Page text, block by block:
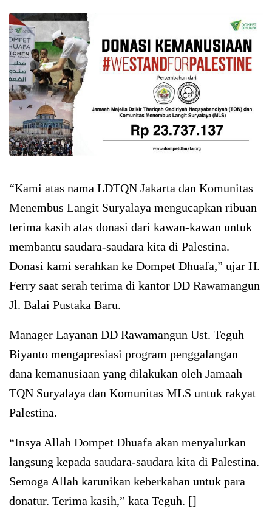
“Kami atas nama LDTQN Jakarta dan Komunitas
Menembus Langit Suryalaya mengucapkan ribuan
terima kasih atas donasi dari kawan-kawan untuk
membantu saudara-saudara kita di Palestina.
Donasi kami serahkan ke Dompet Dhuafa,” ujar H.
Ferry saat serah terima di kantor DD Rawamangun
Jl. Balai Pustaka Baru.
Manager Layanan DD Rawamangun Ust. Teguh
Biyanto mengapresiasi program penggalangan
dana kemanusiaan yang dilakukan oleh Jamaah
TQN Suryalaya dan Komunitas MLS untuk rakyat
Palestina.
“Insya Allah Dompet Dhuafa akan menyalurkan
langsung kepada saudara-saudara kita di Palestina.
Semoga Allah karunikan keberkahan untuk para
donatur. Terima kasih,” kata Teguh. []